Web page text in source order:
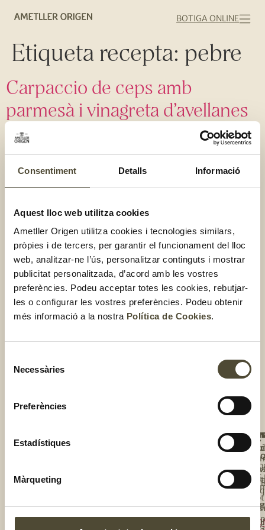
Consentiment Detalls Informació
Aquest lloc web utilitza cookies
Ametller Origen utilitza cookies i tecnologies similars,
pròpies i de tercers, per garantir el funcionament del lloc
web, analitzar-ne l’ús, personalitzar continguts i mostrar
publicitat personalitzada, d’acord amb les vostres
preferències. Podeu acceptar totes les cookies, rebutjar-
les o configurar les vostres preferències. Podeu obtenir
més informació a la nostra Política de Cookies.
Necessàries
Preferències
Estadístiques
Màrqueting
BOTIGA ONLINE
Etiqueta recepta: pebre
Carpaccio de ceps amb
parmesà i vinagreta d’avellanes
Qui
Els
El
TE
te a
Els